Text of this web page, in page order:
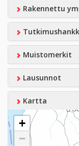
Rakennettu
Muistomerkit
Lausunnot
Kartta
+
−